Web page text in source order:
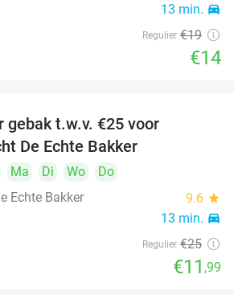
13 min. directions_car
Regulier €19
€14
gebak t.w.v. €25 voor
De Echte Bakker
Ma Di Wo
Do
Echte Bakker
9.6 star
13 min. directions_car
Regulier €25
€11 ,99